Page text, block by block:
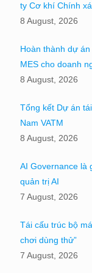
ty Cơ khí Chính
8 August, 2026
Hoàn thành dự
MES cho doanh
8 August, 2026
Tổng kết Dự án
Nam VATM
8 August, 2026
AI Governance là
quản trị AI
7 August, 2026
Tái cấu trúc bộ
chơi dùng thử”
7 August, 2026